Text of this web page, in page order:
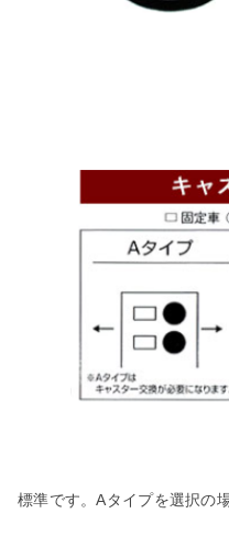
※キャスタ
標準です。Aタイプを選択の